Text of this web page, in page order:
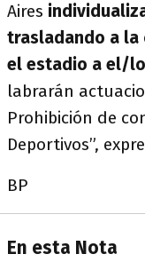
Aires
trasladando a la
el estadio a el/
labrarán
Prohibición de
Deportivos”,
BP
En esta Nota